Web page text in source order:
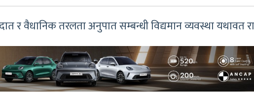
र वैधानिक तरलता अनुपात सम्बन्धी विद्यमान व्यवस्था यथावत